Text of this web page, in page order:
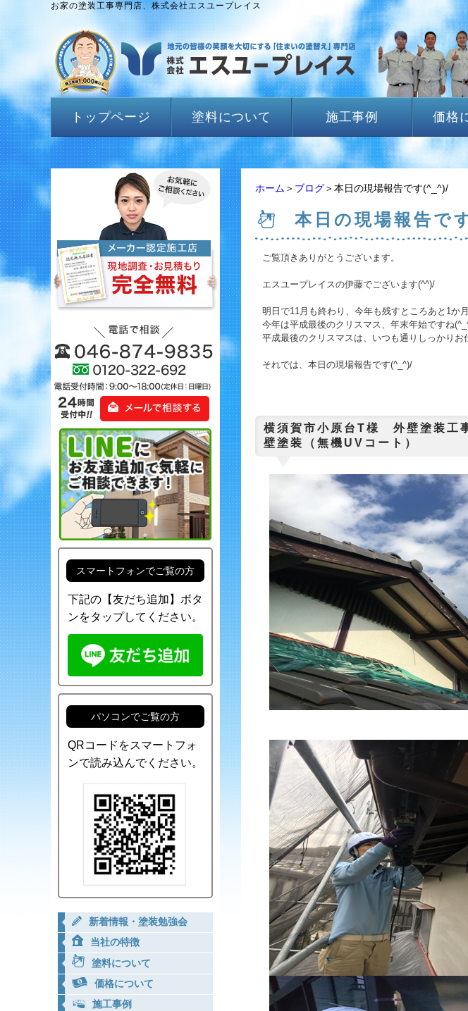
お家の塗装工事専門店、株式会社エスユープレイス
トップページ 塗料について 施工事例 価格
ホーム ＞ ブログ＞本日の現場報告です(^_^)/
本日の現場報告で
ご覧頂きありがとうございます。
エスユープレイスの伊藤でございます(^^)/
明日で11月も終わり、今年も残すところあと1か
今年は平成最後のクリスマス、年末年始ですね
平成最後のクリスマスは、いつも通りしっかりお
それでは、本日の現場報告です(^_^)/
横須賀市小原台T
壁塗装（無機UVコート）
スマートフォンでご覧の方
下記の【友だち追加】ボタ
ンをタップしてください。
パソコンでご覧の方
QRコードをスマートフォ
ンで読み込んでください。
新着情報・塗装勉強会
当社の特徴
塗料について
価格について
施工事例